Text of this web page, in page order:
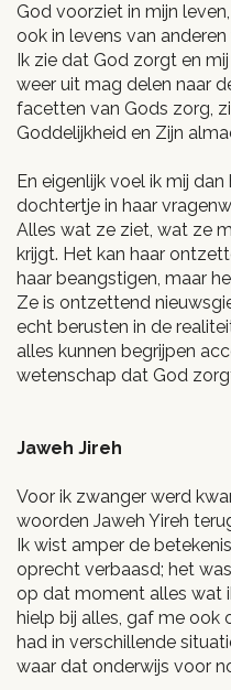
God voorziet in mijn
ook in levens van anderen
Ik zie dat God zorgt en
weer uit mag delen naar
facetten van Gods zorg,
Goddelijkheid en Zijn
En eigenlijk voel ik mij
dochtertje in haar
Alles wat ze ziet, wat ze
krijgt. Het kan haar
haar beangstigen, maar
Ze is ontzettend
echt berusten in de
alles kunnen begrijpen
wetenschap dat God
Jaweh Jireh
Voor ik zwanger werd
woorden Jaweh Yireh
Ik wist amper de
oprecht verbaasd; het
op dat moment alles wat
hielp bij alles, gaf me
had in verschillende
waar dat onderwijs voor